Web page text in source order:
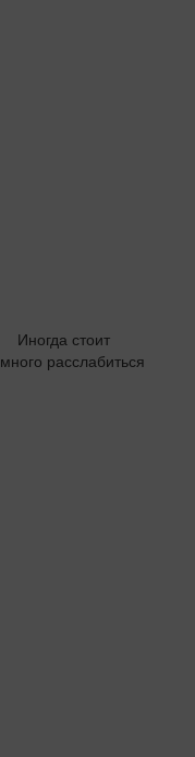
Иногда стоит
расслабиться